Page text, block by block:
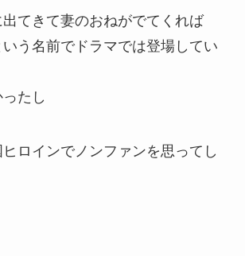
てきて妻のおねがでてくれば
いう名前でドラマでは登場してい
たし
ロインでノンファンを思ってし